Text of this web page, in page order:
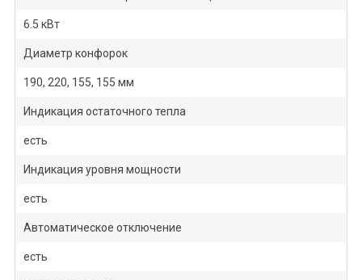
6.5 кВт
Диаметр конфорок
190, 220, 155, 155 мм
Индикация остаточного тепла
есть
Индикация уровня мощности
есть
Автоматическое отключение
есть